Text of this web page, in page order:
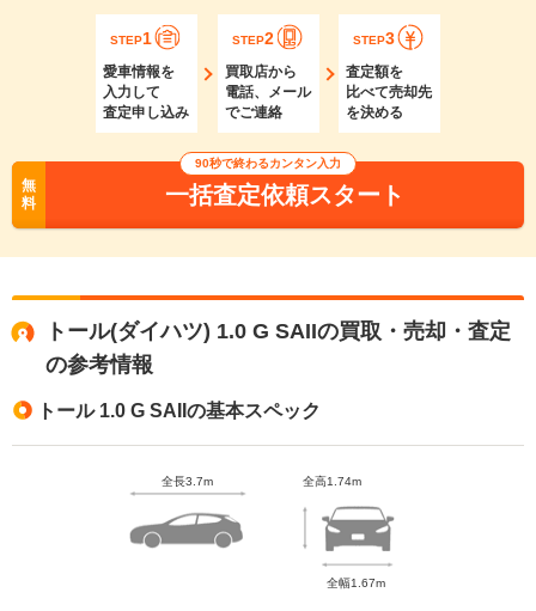
STEP1
愛車情報を
入力して
査定申し込み
STEP2
買取店から
電話、メール
でご連絡
STEP3
査定額を
比べて売却先
を決める
無
料
90秒で終わるカンタン入力
一括査定依頼スタート
トール(ダイハツ) 1.0 G SAIIの買取・売却・査定
の参考情報
トール 1.0 G SAIIの基本スペック
全長3.7m 全高1.74m
全幅1.67m